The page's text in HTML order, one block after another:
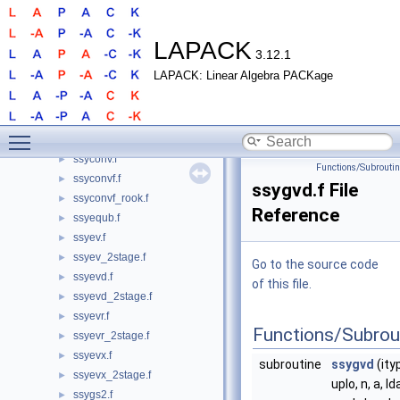
LAPACK 3.12.1
LAPACK: Linear Algebra PACKage
► sstevd.f
► sstevr.f
► sstevx.f
► ssycon.f
► ssycon_3.f
► ssyconv.f
► ssyconvf.f
► ssyconvf_rook.f
► ssyequb.f
► ssyev.f
► ssyev_2stage.f
► ssyevd.f
► ssyevd_2stage.f
► ssyevr.f
► ssyevr_2stage.f
► ssyevx.f
► ssyevx_2stage.f
► ssygs2.f
Functions/
ssygvd.f File
Reference
Go to the source code
of this file.
Functions/
subroutine ssygvd
uplo, n, a,